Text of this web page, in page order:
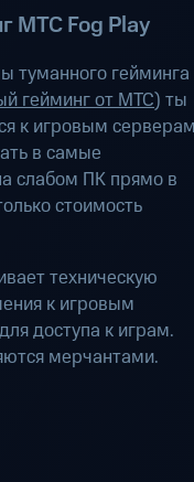
МТС Fog Play
гейминга
гейминг от МТС) ты
к игровым серверам
в самые
слабом ПК прямо в
стоимость
техническую
к игровым
доступа к играм.
мерчантами.